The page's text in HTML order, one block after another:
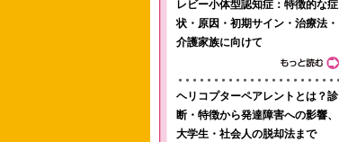
レビー小体型認知症：特徴的な症
状・原因・初期サイン・治療法・
介護家族に向けて
ヘリコプターペアレントとは？診
断・特徴から発達障害への影響、
大学生・社会人の脱却法まで